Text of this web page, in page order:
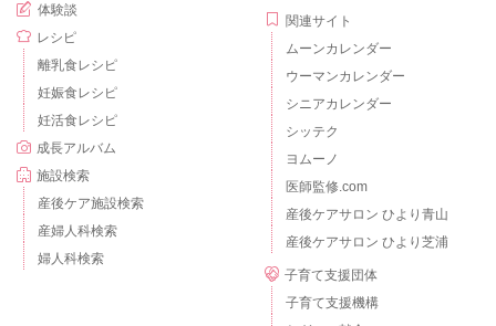
体験談
レシピ
離乳食レシピ
妊娠食レシピ
妊活食レシピ
成長アルバム
施設検索
産後ケア施設検索
産婦人科検索
婦人科検索
関連サイト
ムーンカレンダー
ウーマンカレンダー
シニアカレンダー
シッテク
ヨムーノ
医師監修.com
産後ケアサロン ひより青山
産後ケアサロン ひより芝浦
子育て支援団体
子育て支援機構